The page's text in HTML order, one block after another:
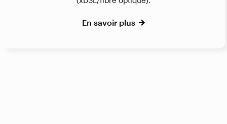
En savoir plus